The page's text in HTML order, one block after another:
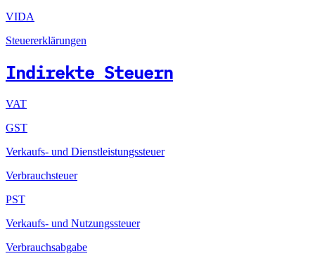
VIDA
Steuererklärungen
Indirekte Steuern
VAT
GST
Verkaufs- und Dienstleistungssteuer
Verbrauchsteuer
PST
Verkaufs- und Nutzungssteuer
Verbrauchsabgabe